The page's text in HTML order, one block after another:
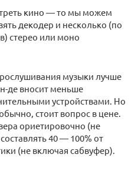
кино — то мы можем
декодер и несколько (по
стерео или моно
музыки лучше
де вносит меньше
устройствами. Но
стоит вопрос в цене.
ориетировочно (не
40 — 100% от
(не включая сабвуфер).